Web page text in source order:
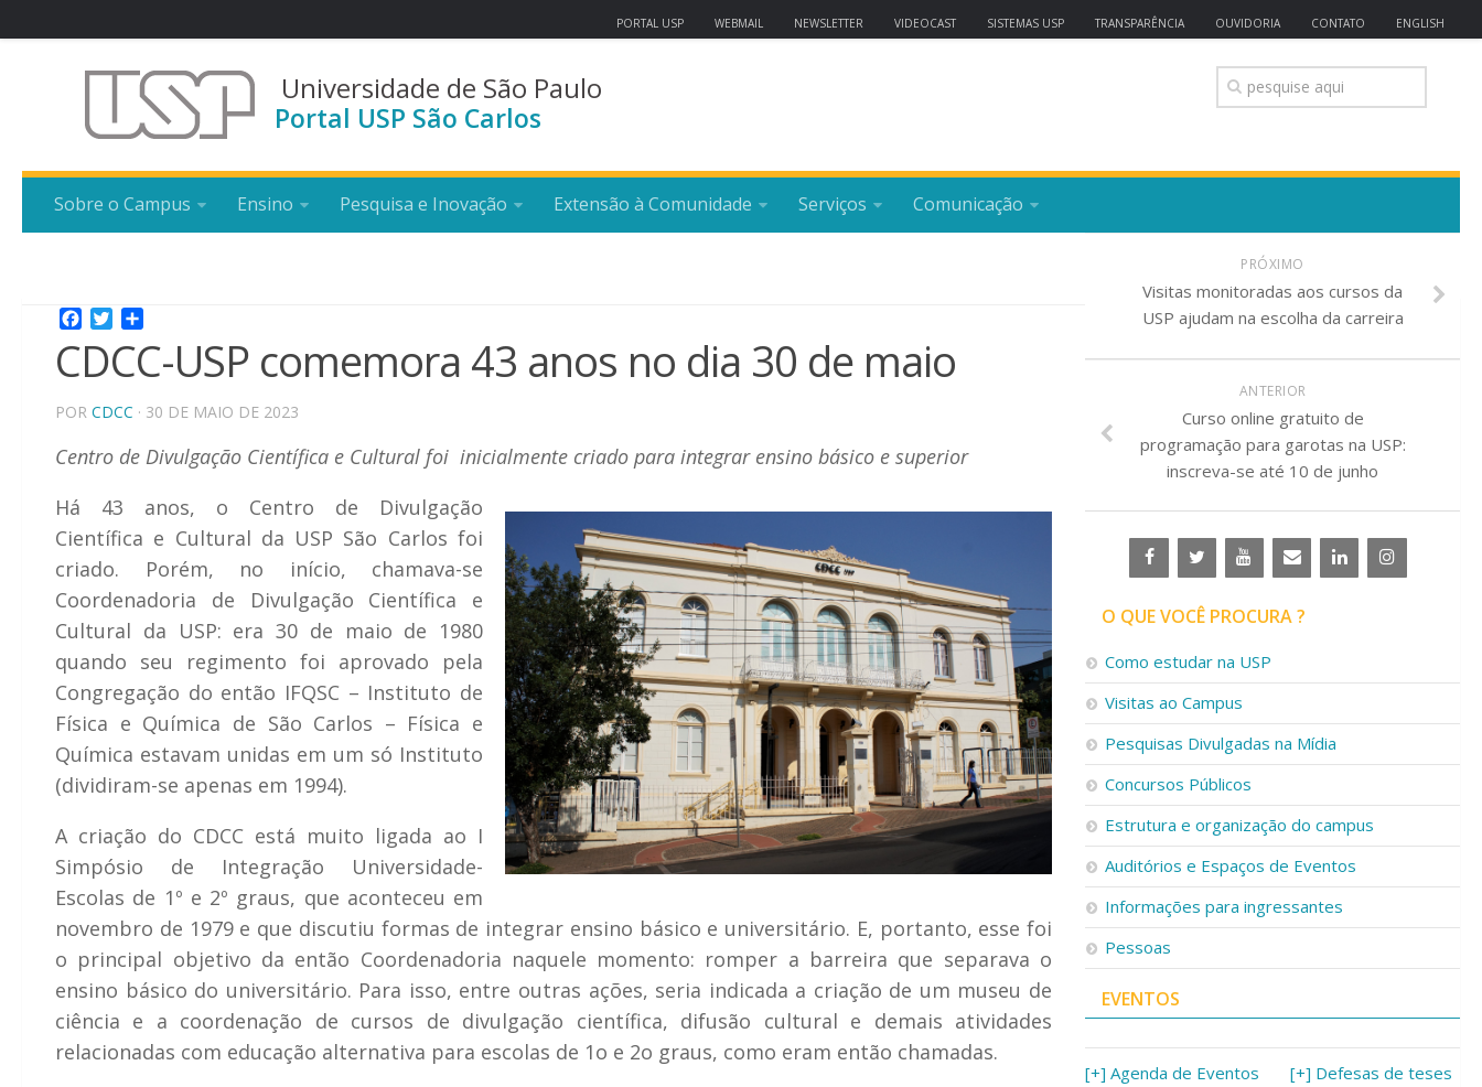
PORTAL USP WEBMAIL NEWSLETTER VIDEOCAST SISTEMAS USP TRANSPARÊNCIA OUVIDORIA CONTATO ENGLISH
Universidade de São Paulo
Portal USP São Carlos
Sobre o Campus Ensino Pesquisa e Inovação Extensão à Comunidade Serviços Comunicação
Facebook
Twitter
CDCC-USP comemora 43 anos no dia 30 de maio
POR CDCC · 30 DE MAIO DE 2023
Centro de Divulgação Científica e Cultural foi inicialmente criado para integrar ensino básico e superior
Há
43 anos, o Centro de Divulgação
Científica e Cultural da USP São Carlos foi
criado. Porém, no início, chamava-se
Coordenadoria de Divulgação Científica e
Cultural da USP: era 30 de maio de 1980
quando seu regimento foi aprovado pela
Congregação do então IFQSC – Instituto de
Física e Química de São Carlos – Física e
Química estavam unidas em um só Instituto
(dividiram-se apenas em 1994).
A criação do CDCC está muito ligada ao I
Simpósio de Integração Universidade-
Escolas de 1º e 2º graus, que aconteceu em
novembro de 1979 e que discutiu formas de integrar ensino básico e universitário. E, portanto, esse foi
o principal objetivo da então Coordenadoria naquele momento: romper a barreira que separava o
ensino básico do universitário. Para isso, entre outras ações, seria indicada a criação de um museu de
ciência e a coordenação de cursos de divulgação científica, difusão cultural e demais atividades
relacionadas com educação alternativa para escolas de 1o e 2o graus, como eram então chamadas.
PRÓXIMO
Visitas monitoradas aos cursos da
USP ajudam na escolha da carreira
ANTERIOR
Curso online gratuito de
programação para garotas na USP:
inscreva-se até 10 de junho
O QUE VOCÊ PROCURA ?
Como estudar na USP
Visitas ao Campus
Pesquisas Divulgadas na Mídia
Concursos Públicos
Estrutura e organização do campus
Auditórios e Espaços de Eventos
Informações para ingressantes
Pessoas
EVENTOS
[+] Agenda de Eventos [+] Defesas de teses